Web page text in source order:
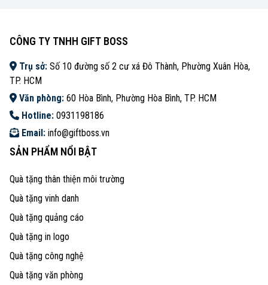
CÔNG TY TNHH GIFT BOSS
Trụ sở: Số 10 đường số 2 cư xá Đô Thành, Phường Xuân Hòa,
TP. HCM
Văn phòng: 60 Hòa Bình, Phường Hòa Bình, TP. HCM
Hotline: 0931198186
Email: info@giftboss.vn
SẢN PHẨM NỔI BẬT
Quà tặng thân thiện môi trường
Quà tặng vinh danh
Quà tặng quảng cáo
Quà tặng in logo
Quà tặng công nghệ
Quà tặng văn phòng